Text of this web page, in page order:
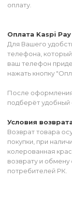
оплату.
Оплата Kaspi Pay
Для Вашего
телефона,
ваш телефон
нажать кнопку
После
подберёт удобный
Условия
Возврат товара
покупки, при
колерованная
возврату и
потребителей РК.